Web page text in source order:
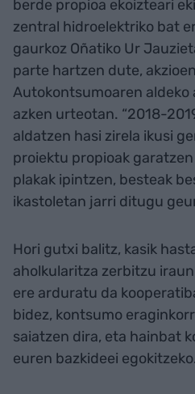
berde propioa ekoizteari
zentral hidroelektriko bat
gaurkoz Oñatiko Ur
parte hartzen dute,
Autokontsumoaren
azken urteotan. “2018-
aldatzen hasi zirela ikusi
proiektu propioak
plakak ipintzen, besteak
ikastoletan jarri ditugu
Hori gutxi balitz, kasik
aholkularitza zerbitzu
ere arduratu da
bidez, kontsumo
saiatzen dira, eta hainbat
euren bazkideei egokitzeko.